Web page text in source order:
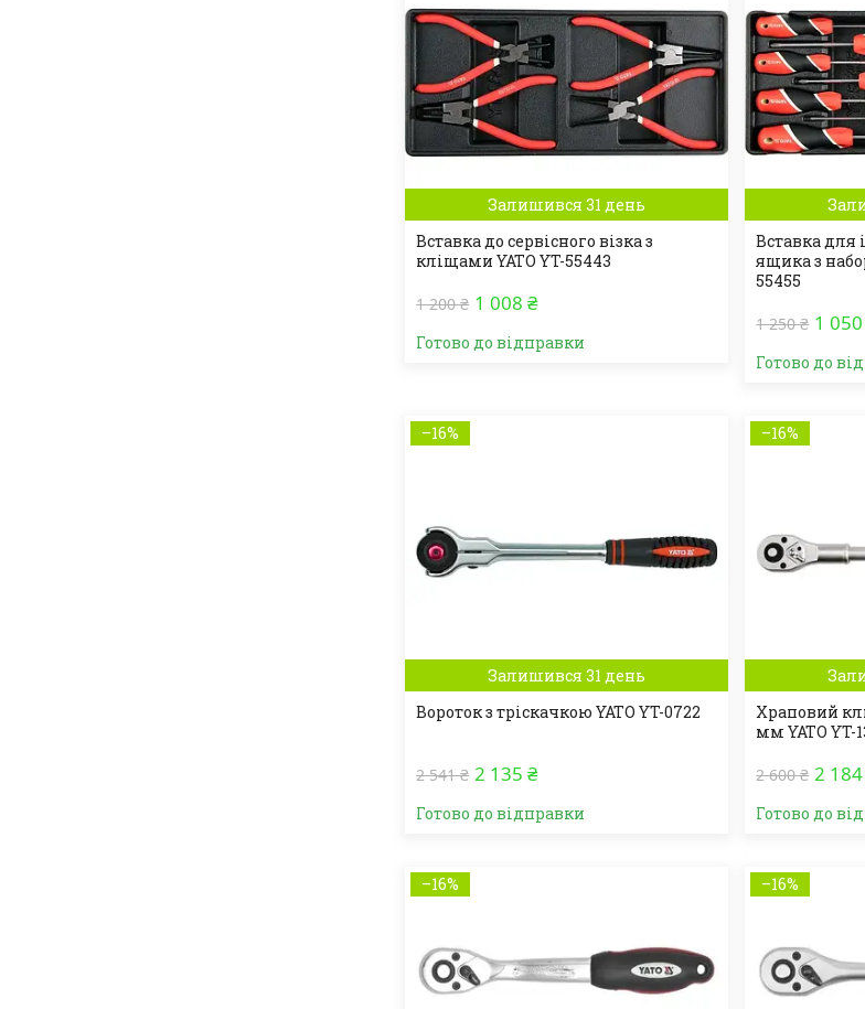
Залишився 31 день
Вставка до сервісного візка з
кліщами YATO YT-55443
1 200 ₴ 1 008 ₴
Готово до відправки
Вставка для
ящика з
55455
1 250 ₴ 1
Готово до
–16%
Залишився 31 день
Вороток з тріскачкою YATO YT-0722
2 541 ₴ 2 135 ₴
Готово до відправки
–16%
Храповий
мм YATO YT-
2 600 ₴ 2
Готово до
–16% –16%